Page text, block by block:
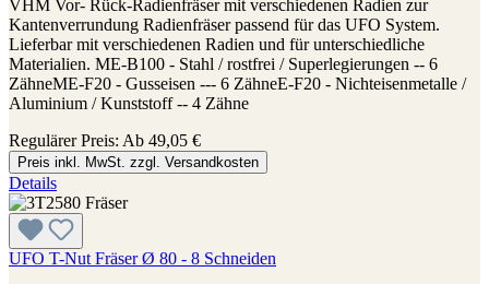
VHM Vor- Rück-Radienfräser mit verschiedenen Radien zur
Kantenverrundung Radienfräser passend für das UFO System.
Lieferbar mit verschiedenen Radien und für unterschiedliche
Materialien. ME-B100 - Stahl / rostfrei / Superlegierungen -- 6
ZähneME-F20 - Gusseisen --- 6 ZähneE-F20 - Nichteisenmetalle /
Aluminium / Kunststoff -- 4 Zähne
Regulärer Preis: Ab 49,05 €
Preis inkl. MwSt. zzgl. Versandkosten
Details
UFO T-Nut Fräser Ø 80 - 8 Schneiden